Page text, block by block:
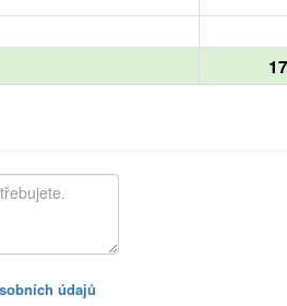
údajů